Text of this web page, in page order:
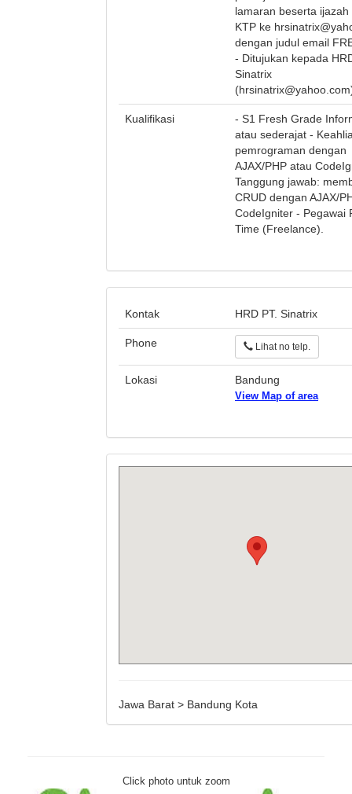
lamaran beserta ijazah
KTP ke
dengan judul email
- Ditujukan kepada
Sinatrix
(hrsinatrix@yahoo.com
Kualifikasi
- S1 Fresh Grade
atau sederajat -
pemrograman dengan
AJAX/PHP atau
Tanggung jawab:
CRUD dengan AJAX/
CodeIgniter - Pegawai
Time (Freelance).
Kontak HRD PT. Sinatrix
Phone Lihat no telp.
Lokasi Bandung
View Map of area
Jawa Barat > Bandung Kota
Click photo untuk zoom